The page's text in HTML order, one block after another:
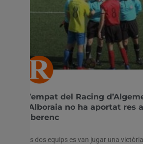
L’empat del Racing
l’Alboraia no ha aportat res
riberenc
Els dos equips es van jugar una